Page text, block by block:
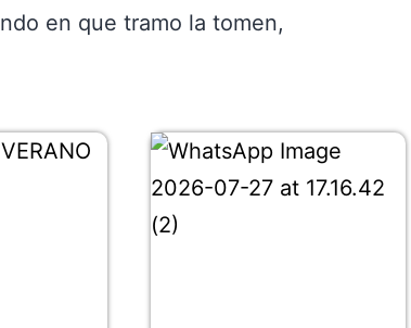
en que tramo la tomen,